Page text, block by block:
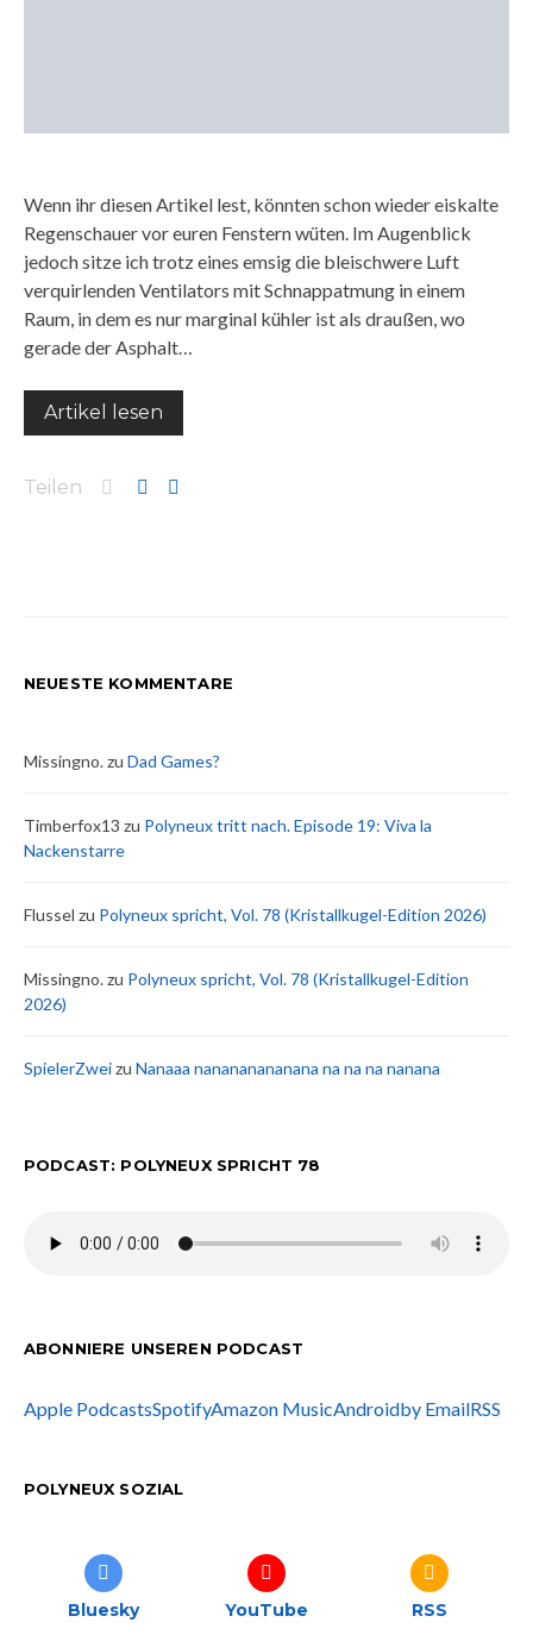
Wenn ihr diesen Artikel lest, könnten schon wieder eiskalte
Regenschauer vor euren Fenstern wüten. Im Augenblick
jedoch sitze ich trotz eines emsig die bleischwere Luft
verquirlenden Ventilators mit Schnappatmung in einem
Raum, in dem es nur marginal kühler ist als draußen, wo
gerade der Asphalt…
Artikel lesen
Teilen
NEUESTE KOMMENTARE
Missingno.zu Dad Games?
Timberfox13 zu Polyneux tritt nach. Episode 19: Viva la
Nackenstarre
Flussel zu Polyneux spricht, Vol. 78 (Kristallkugel-Edition 2026)
Missingno.zu Polyneux spricht, Vol. 78 (Kristallkugel-Edition
2026)
SpielerZweizu Nanaaa nanananananana na na na nanana
PODCAST: POLYNEUX SPRICHT 78
ABONNIERE UNSEREN PODCAST
Apple PodcastsSpotifyAmazon MusicAndroidby EmailRSS
POLYNEUX SOZIAL
Bluesky YouTube RSS